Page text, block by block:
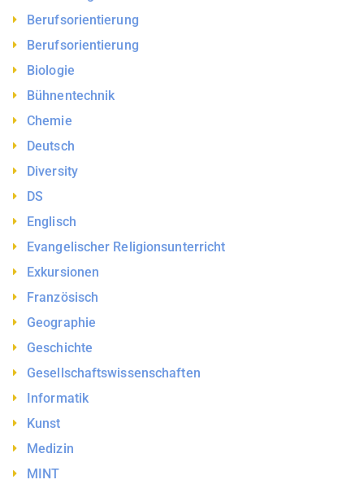
Berufsorientierung
Berufsorientierung
Biologie
Bühnentechnik
Chemie
Deutsch
Diversity
DS
Englisch
Evangelischer Religionsunterricht
Exkursionen
Französisch
Geographie
Geschichte
Gesellschaftswissenschaften
Informatik
Kunst
Medizin
MINT